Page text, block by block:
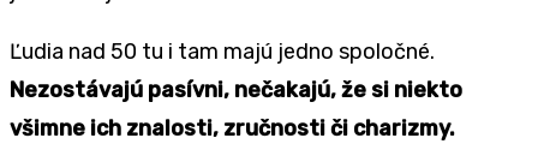
Ľudia nad 50 tu i tam majú jedno spoločné.
Nezostávajú pasívni, nečakajú, že si niekto
všimne ich znalosti, zručnosti či charizmy.